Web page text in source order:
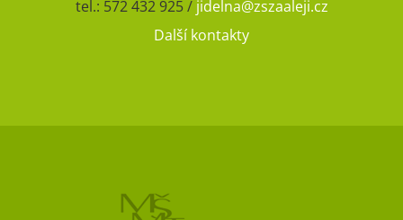
tel.: 572 432 925 / jidelna@zszaaleji.cz
Další kontakty